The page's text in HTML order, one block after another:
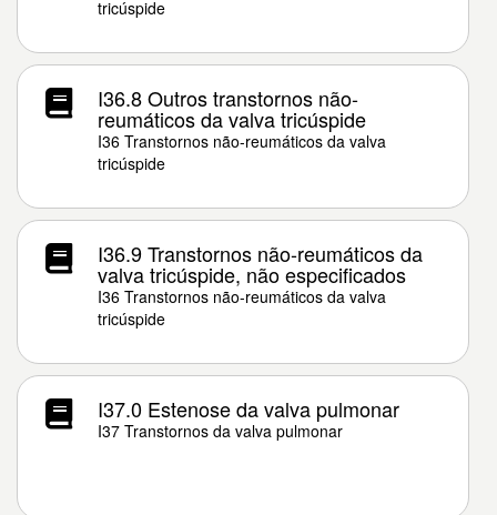
tricúspide
I36.8 Outros transtornos não-
reumáticos da valva tricúspide
I36 Transtornos não-reumáticos da valva
tricúspide
I36.9 Transtornos não-reumáticos da
valva tricúspide, não especificados
I36 Transtornos não-reumáticos da valva
tricúspide
I37.0 Estenose da valva pulmonar
I37 Transtornos da valva pulmonar